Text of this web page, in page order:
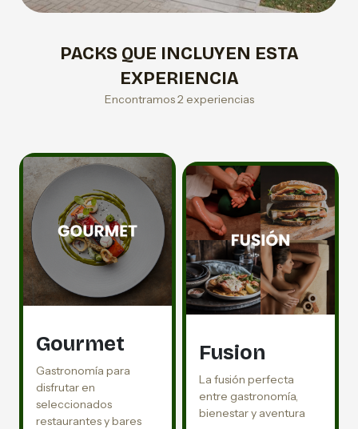
PACKS QUE INCLUYEN ESTA
EXPERIENCIA
Encontramos 2 experiencias
Gourmet
Gastronomía para
disfrutar en
seleccionados
restaurantes y bares
Fusion
La fusión perfecta
entre gastronomía,
bienestar y aventura